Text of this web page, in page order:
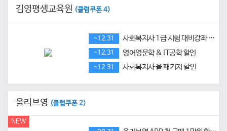
김영평생교육원 (클럽쿠폰 4)
~12.31 사회복지사 1급 시험 대비강좌 무료 쿠폰
~12.31 영어영문학 & IT공학 할인
~12.31 사회복지사 올 패키지 할인
올리브영 (클럽쿠폰 2)
NEW